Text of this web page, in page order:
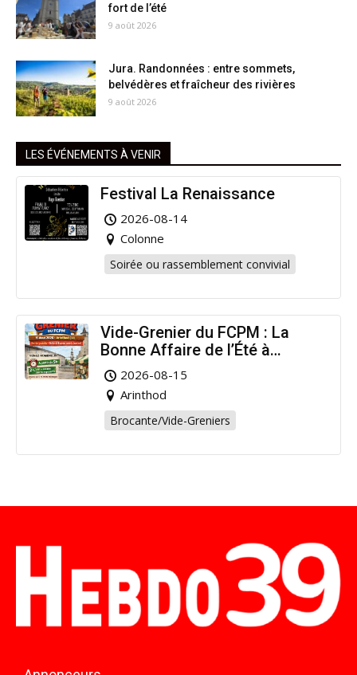
fort de l’été
9 août 2026
Jura. Randonnées : entre sommets,
belvédères et fraîcheur des rivières
9 août 2026
LES ÉVÉNEMENTS À VENIR
Festival La Renaissance
2026-08-14
Colonne
Soirée ou rassemblement convivial
Vide-Grenier du FCPM : La
Bonne Affaire de l’Été à
Arinthod !
2026-08-15
Arinthod
Brocante/Vide-Greniers